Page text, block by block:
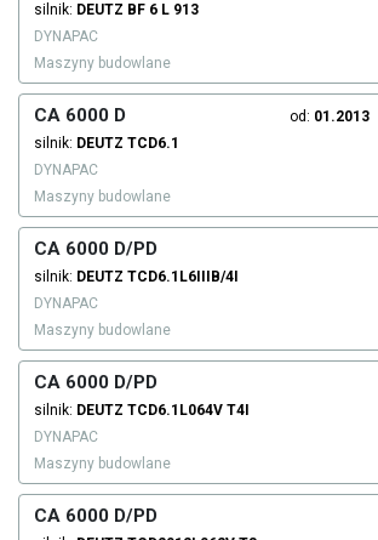
silnik: DEUTZ BF 6 L 913
DYNAPAC
Maszyny budowlane
CA 6000 D od: 01.2013
silnik: DEUTZ TCD6.1
DYNAPAC
Maszyny budowlane
CA 6000 D/PD
silnik: DEUTZ TCD6.1L6IIIB/4I
DYNAPAC
Maszyny budowlane
CA 6000 D/PD
silnik: DEUTZ TCD6.1L064V T4I
DYNAPAC
Maszyny budowlane
CA 6000 D/PD